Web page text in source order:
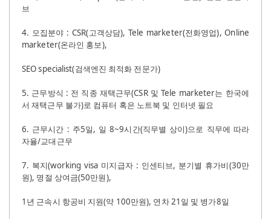
브
4. 모집분야 : CSR(고객상담), Tele marketer(전화영업), Online
marketer(온라인 홍보),
SEO specialist(검색엔진 최적화 전문가)
5. 근무방식 : 전 직종 재택근무(CSR 및Tele marketer는 한국에
서 재택근무 불가)로 컴퓨터 혹은 노트북 및 인터넷 필요
6. 근무시간 : 주5일, 일8~9시간(직무별 상이)으로 직무에 따라
자율/교대근무
7. 복지(working visa 미지급자 : 인센티브, 분기별 휴가비(30만
원), 명절 상여금(50만원),
1 년 근속시 항공비 지원(약 100만원), 연차 21 일 및 병가8일